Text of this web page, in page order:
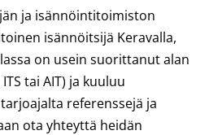
ja isännöintitoimiston
isännöitsijä Keravalla,
on usein suorittanut alan
tai AIT) ja kuuluu
referenssejä ja
ota yhteyttä heidän